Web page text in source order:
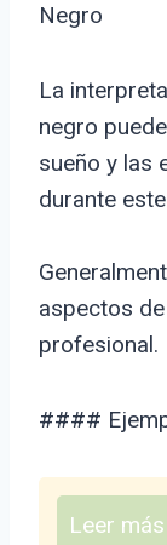
Negro
La
negro
sueño y las
durante
aspectos
profesional.
####
Leer más